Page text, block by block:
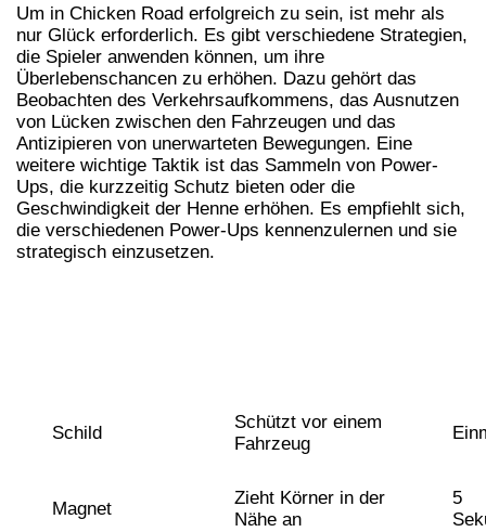
Um in Chicken Road erfolgreich zu sein, ist mehr als
nur Glück erforderlich. Es gibt verschiedene Strategien,
die Spieler anwenden können, um ihre
Überlebenschancen zu erhöhen. Dazu gehört das
Beobachten des Verkehrsaufkommens, das Ausnutzen
von Lücken zwischen den Fahrzeugen und das
Antizipieren von unerwarteten Bewegungen. Eine
weitere wichtige Taktik ist das Sammeln von Power-
Ups, die kurzzeitig Schutz bieten oder die
Geschwindigkeit der Henne erhöhen. Es empfiehlt sich,
die verschiedenen Power-Ups kennenzulernen und sie
strategisch einzusetzen.
Schild
Schützt vor einem
Fahrzeug
Magnet
Zieht Körner in der
Nähe an
5